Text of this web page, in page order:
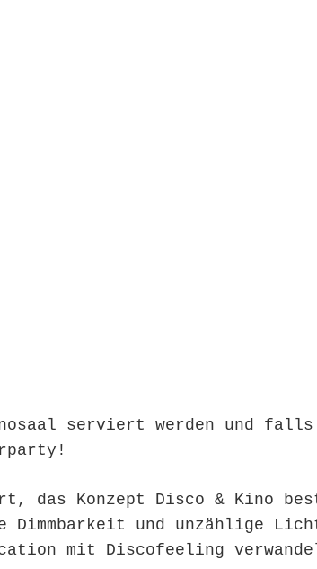
serviert werden und
das Konzept Disco & Kino
und unzählige
mit Discofeeling